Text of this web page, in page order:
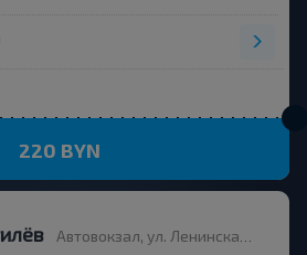
220 BYN
Автовокзал, ул. Ленинская 93